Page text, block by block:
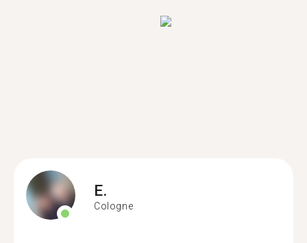
E.
Cologne